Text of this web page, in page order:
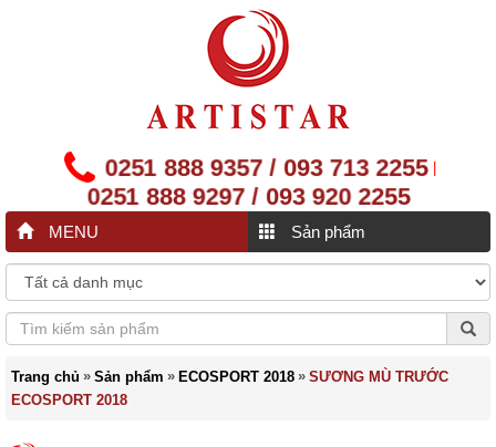
0251 888 9357 / 093 713 2255 |
0251 888 9297 / 093 920 2255
MENU Sản phẩm
Trang chủ » Sản phẩm » ECOSPORT 2018 » SƯƠNG MÙ TRƯỚC
ECOSPORT 2018